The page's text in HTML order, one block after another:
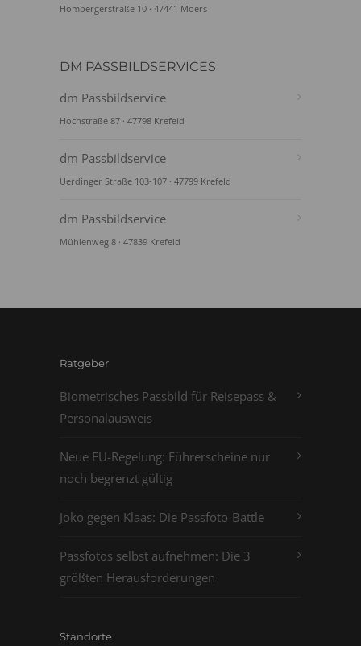
Hombergerstraße 10 · 47441 Moers
DM PASSBILDSERVICES
dm Passbildservice
Hochstraße 87 · 47798 Krefeld
dm Passbildservice
Uerdinger Straße 103-107 · 47799 Krefeld
dm Passbildservice
Mühlenweg 8 · 47839 Krefeld
Ratgeber
Biometrisches Passbild für Reisepass &
Personalausweis
Neue EU-Regelung: Führerscheine nur
noch begrenzt gültig
Joko gegen Klaas: Die Passfoto-Battle
Passfotos selbst aufnehmen: Die 3
größten Herausforderungen
Standorte